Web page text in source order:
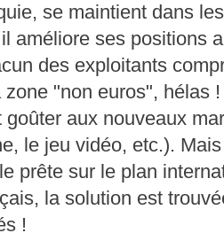
se maintient dans
améliore ses positions
des exploitants
"non euros", hélas
goûter aux nouveaux
le jeu vidéo, etc.).
prête sur le plan
la solution est
!